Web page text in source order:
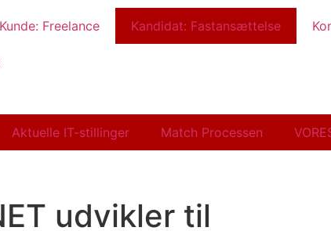
Kunde: Freelance Kandidat: Fastansættelse
Aktuelle IT-stillinger Match Processen
udvikler til